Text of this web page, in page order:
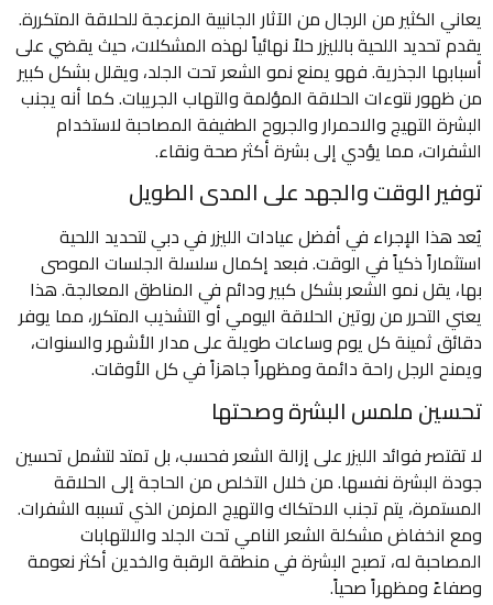
يعاني الكثير من الرجال من الآثار الجانبية المزعجة للحلاقة المتكررة.
يقدم تحديد اللحية بالليزر حلاً نهائياً لهذه المشكلات، حيث يقضي على
أسبابها الجذرية. فهو يمنع نمو الشعر تحت الجلد، ويقلل بشكل كبير
من ظهور نتوءات الحلاقة المؤلمة والتهاب الجريبات. كما أنه يجنب
البشرة التهيج والاحمرار والجروح الطفيفة المصاحبة لاستخدام
الشفرات، مما يؤدي إلى بشرة أكثر صحة ونقاء.
توفير الوقت والجهد على المدى الطويل
يُعد هذا الإجراء في أفضل عيادات الليزر في دبي لتحديد اللحية
استثماراً ذكياً في الوقت. فبعد إكمال سلسلة الجلسات الموصى
بها، يقل نمو الشعر بشكل كبير ودائم في المناطق المعالجة. هذا
يعني التحرر من روتين الحلاقة اليومي أو التشذيب المتكرر، مما يوفر
دقائق ثمينة كل يوم وساعات طويلة على مدار الأشهر والسنوات،
ويمنح الرجل راحة دائمة ومظهراً جاهزاً في كل الأوقات.
تحسين ملمس البشرة وصحتها
لا تقتصر فوائد الليزر على إزالة الشعر فحسب، بل تمتد لتشمل تحسين
جودة البشرة نفسها. من خلال التخلص من الحاجة إلى الحلاقة
المستمرة، يتم تجنب الاحتكاك والتهيج المزمن الذي تسببه الشفرات.
ومع انخفاض مشكلة الشعر النامي تحت الجلد والالتهابات
المصاحبة له، تصبح البشرة في منطقة الرقبة والخدين أكثر نعومة
وصفاءً ومظهراً صحياً.